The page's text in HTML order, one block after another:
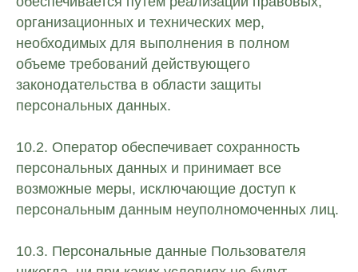
организационных и технических мер,
необходимых для выполнения в полном
объеме требований действующего
законодательства в области защиты
персональных данных.
10.2. Оператор обеспечивает сохранность
персональных данных и принимает все
возможные меры, исключающие доступ к
персональным данным неуполномоченных лиц.
10.3. Персональные данные Пользователя